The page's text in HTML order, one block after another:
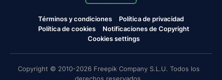
Términos y condiciones
Política de privacidad
Política de cookies
Notificaciones de Copyright
Cookies settings
Copyright © 2010-2026 Freepik Company S.L.U. Todos los